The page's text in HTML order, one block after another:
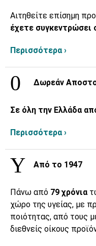
Αιτηθείτε επίσημη
έχετε συγκεντρώσει
Περισσότερα ›
Δωρεάν
Σε όλη την Ελλάδα
Περισσότερα ›
Από το 1947
Πάνω από 79 χρόνια
χώρο της υγείας, με
ποιότητας, από τους
διεθνείς οίκους